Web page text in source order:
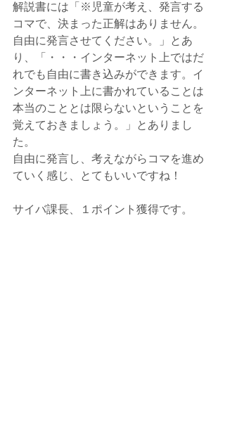
解説書には「※児童が考え、発言する
コマで、決まった正解はありません。
自由に発言させてください。」とあ
り、「・・・インターネット上ではだ
れでも自由に書き込みができます。イ
ンターネット上に書かれていることは
本当のこととは限らないということを
覚えておきましょう。」とありまし
た。
自由に発言し、考えながらコマを進め
ていく感じ、とてもいいですね！
サイバ課長、１ポイント獲得です。